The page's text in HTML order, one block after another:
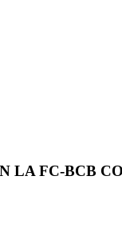
LA FC-BCB